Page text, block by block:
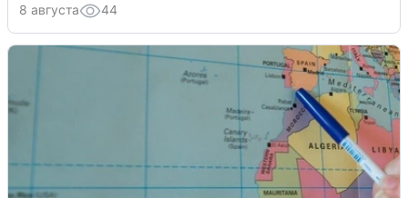
8 августа 44